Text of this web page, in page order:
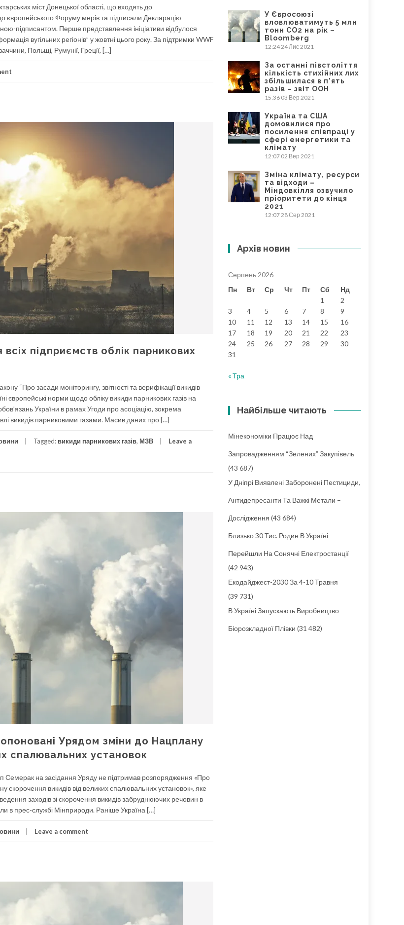
міст Донецької області, що входять до
європейського Форуму мерів та підписали Декларацію
підписантом. Перше представлення ініціативи відбулося
вугільних регіонів” у жовтні цього року. За підтримки WWF
Польщі, Румунії, Греції, […]
підприємств облік парникових
“Про засади моніторингу, звітності та верифікації викидів
європейські норми щодо обліку викиди парникових газів на
України в рамах Угоди про асоціацію, зокрема
викидів парниковими газами. Масив даних про […]
Tagged: викиди парникових газів, МЗВ Leave a
Урядом зміни до Нацплану
спалювальних установок
Семерак на засідання Уряду не підтримав розпорядження «Про
скорочення викидів від великих спалювальних установок», яке
заходів зі скорочення викидів забруднюючих речовин в
в прес-службі Мінприроди. Раніше Україна […]
Leave a comment
У Євросоюзі
вловлюватимуть 5 млн
тонн CO2 на рік –
Bloomberg
12:2424 Лис 2021
За останні півстоліття
кількість стихійних лих
збільшилася в п’ять
разів – звіт ООН
15:36 03 Вер 2021
Україна та США
домовилися про
посилення співпраці у
сфері енергетики та
клімату
12:07 02 Вер 2021
Зміна клімату, ресурси
та відходи –
Міндовкілля озвучило
пріоритети до кінця
2021
12:0728 Сер 2021
Архів новин
Серпень 2026
Пн
Вт Ср Чт Пт Сб
Нд
1
2
3
4 5 6 7 8
9
10
11 12 13 14 15
16
17
18 19 20 21 22
23
24
25 26 27 28 29
30
31
« Тра
Найбільше читають
Мінекономіки Працює Над
Запровадженням “зелених” Закупівель
(43 687)
У Дніпрі Виявлені Заборонені Пестициди,
Антидепресанти Та Важкі Метали –
Дослідження (43 684)
Близько 30 Тис. Родин В Україні
Перейшли На Сонячні Електростанції
(42 943)
Екодайджест-2030 За 4-10 Травня
(39 731)
В Україні Запускають Виробництво
Біорозкладної Плівки (31 482)